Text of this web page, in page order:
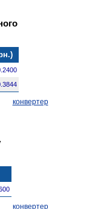
конвертер
конвертер